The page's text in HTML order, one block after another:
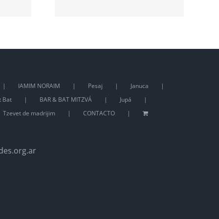
IAMIM NORAIM Pesaj
Januca
Bat BAR & BAT MITZVÁ
Jupá
Tzevet de madrijim CONTACTO